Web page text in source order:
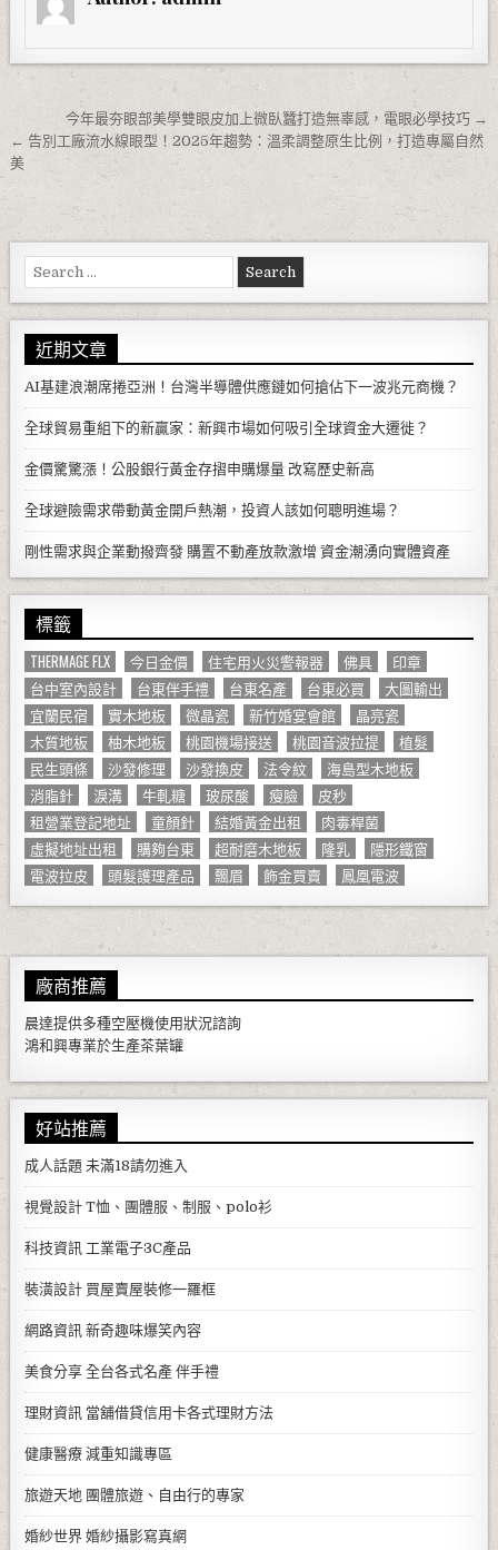
文章導覽
今年最夯眼部美學雙眼皮加上微臥蠶打造無辜感，電眼必學技巧 →
← 告別工廠流水線眼型！2025年趨勢：溫柔調整原生比例，打造專屬自然
美
Search for:
近期文章
AI基建浪潮席捲亞洲！台灣半導體供應鏈如何搶佔下一波兆元商機？
全球貿易重組下的新贏家：新興市場如何吸引全球資金大遷徙？
金價驚驚漲！公股銀行黃金存摺申購爆量 改寫歷史新高
全球避險需求帶動黃金開戶熱潮，投資人該如何聰明進場？
剛性需求與企業動撥齊發 購置不動產放款激增 資金潮湧向實體資產
標籤
THERMAGE FLX 今日金價 住宅用火災警報器 佛具
印章
台中室內設計
台東伴手禮 台東名產 台東必買
大圖輸出
宜蘭民宿
實木地板 微晶瓷 新竹婚宴會館
晶亮瓷
木質地板
柚木地板 桃園機場接送 桃園音波拉提
植髮
民生頭條
沙發修理 沙發換皮 法令紋
海島型木地板
消脂針
淚溝 牛軋糖 玻尿酸 瘦臉
皮秒
租營業登記地址
童顏針 結婚黃金出租
肉毒桿菌
虛擬地址出租
購夠台東 超耐磨木地板 隆乳
隱形鐵窗
電波拉皮
頭髮護理產品 飄眉 飾金買賣 鳳凰電波
廠商推薦
晨達提供多種空壓機使用狀況諮詢
鴻和興專業於生產茶葉罐
好站推薦
成人話題 未滿18請勿進入
視覺設計 T恤、團體服、制服、polo衫
科技資訊 工業電子3C產品
裝潢設計 買屋賣屋裝修一羅框
網路資訊 新奇趣味爆笑內容
美食分享 全台各式名產 伴手禮
理財資訊 當舖借貸信用卡各式理財方法
健康醫療 減重知識專區
旅遊天地 團體旅遊、自由行的專家
婚紗世界 婚紗攝影寫真網